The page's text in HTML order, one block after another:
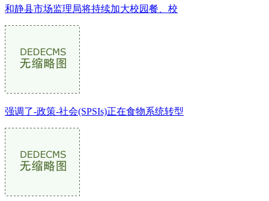
和静县市场监理局将持续加大校园餐、校
强调了-政策-社会(SPSIs)正在食物系统转型